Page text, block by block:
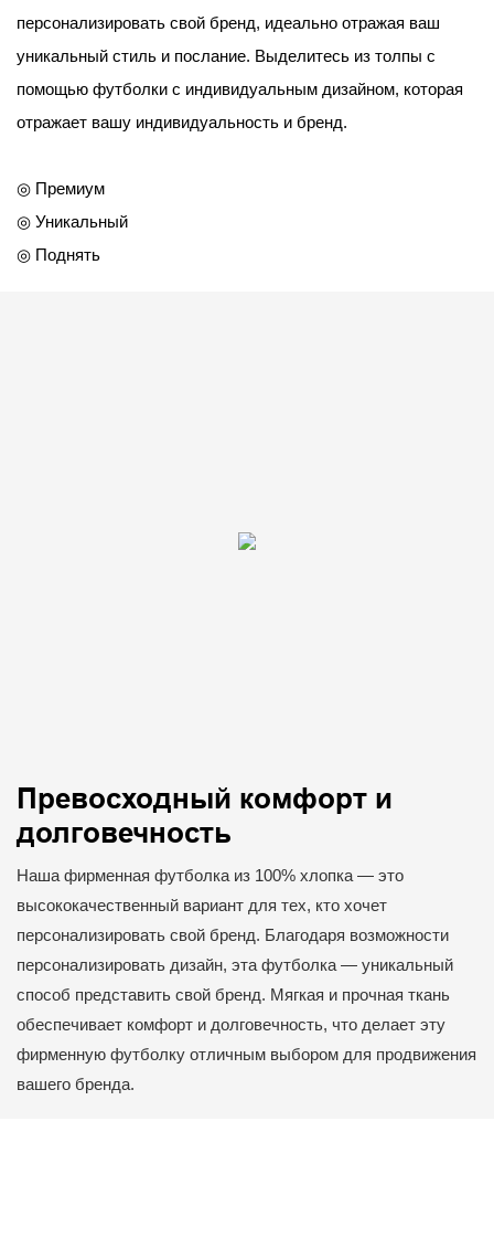
персонализировать свой бренд, идеально отражая ваш
уникальный стиль и послание. Выделитесь из толпы с
помощью футболки с индивидуальным дизайном, которая
отражает вашу индивидуальность и бренд.
◎ Премиум
◎ Уникальный
◎ Поднять
Превосходный комфорт и
долговечность
Наша фирменная футболка из 100% хлопка — это
высококачественный вариант для тех, кто хочет
персонализировать свой бренд. Благодаря возможности
персонализировать дизайн, эта футболка — уникальный
способ представить свой бренд. Мягкая и прочная ткань
обеспечивает комфорт и долговечность, что делает эту
фирменную футболку отличным выбором для продвижения
вашего бренда.